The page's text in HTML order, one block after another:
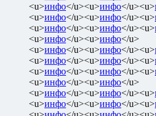
<u>инфо</u><u>инфо</u><u>
<u>инфо</u><u>инфо</u><u>
<u>инфо</u><u>инфо</u><u>
<u>инфо</u><u>инфо</u>
<u>инфо</u><u>инфо</u><u>
<u>инфо</u><u>инфо</u><u>
<u>инфо</u><u>инфо</u><u>
<u>инфо</u><u>инфо</u>
<u>инфо</u><u>инфо</u><u>
<u>инфо</u><u>инфо</u><u>